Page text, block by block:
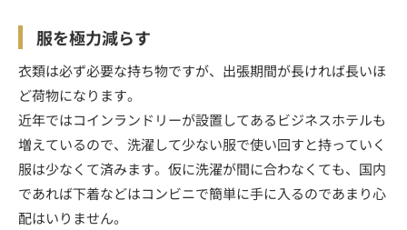
服を極力減らす
衣類は必ず必要な持ち物ですが、出張期間が長ければ長いほ
ど荷物になります。
近年ではコインランドリーが設置してあるビジネスホテルも
増えているので、洗濯して少ない服で使い回すと持っていく
服は少なくて済みます。仮に洗濯が間に合わなくても、国内
であれば下着などはコンビニで簡単に手に入るのであまり心
配はいりません。